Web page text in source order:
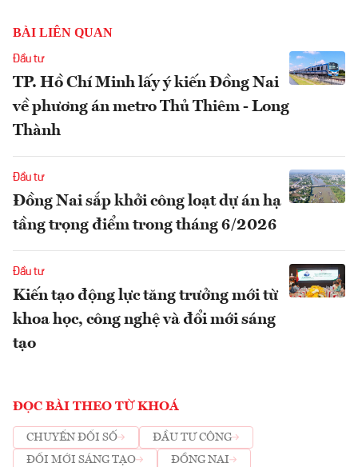
BÀI LIÊN QUAN
Đầu tư
TP. Hồ Chí Minh lấy ý kiến Đồng Nai
về phương án metro Thủ Thiêm - Long
Thành
Đầu tư
Đồng Nai sắp khởi công loạt dự án hạ
tầng trọng điểm trong tháng 6/2026
Đầu tư
Kiến tạo động lực tăng trưởng mới từ
khoa học, công nghệ và đổi mới sáng
tạo
ĐỌC BÀI THEO TỪ KHOÁ
CHUYỂN ĐỔI SỐ
ĐẦU TƯ CÔNG
ĐỔI MỚI SÁNG TẠO
ĐỒNG NAI